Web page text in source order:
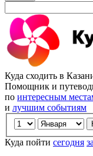
Куда сходить в
Помощник и
по интересным
и лучшим событиям
Куда пойти сегодня